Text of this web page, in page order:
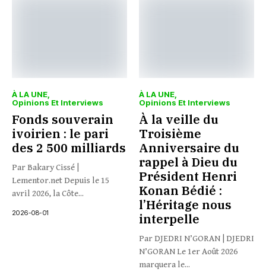
À LA UNE
Opinions Et Interviews
Fonds souverain
ivoirien : le pari
des 2 500 milliards
Par Bakary Cissé |
Lementor.net Depuis le 15
avril 2026, la Côte...
2026-08-01
À LA UNE
Opinions Et Interviews
À la veille du
Troisième
Anniversaire du
rappel à Dieu du
Président Henri
Konan Bédié :
l’Héritage nous
interpelle
Par DJEDRI N’GORAN | DJEDRI
N’GORAN Le 1er Août 2026
marquera le...